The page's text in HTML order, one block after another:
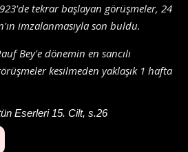
tekrar başlayan görüşmeler, 24
imzalanmasıyla son buldu.
Bey'e dönemin en sancılı
kesilmeden yaklaşık 1 hafta
Eserleri 15. Cilt, s.26